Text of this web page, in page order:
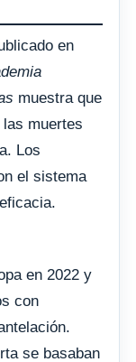
en
muestra que
muertes
Los
el sistema
en 2022 y
con
se basaban